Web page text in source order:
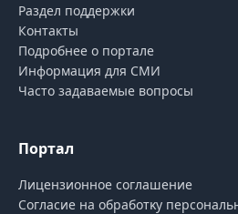
Раздел поддержки
Контакты
Подробнее о портале
Информация для СМИ
Часто задаваемые вопросы
Портал
Лицензионное соглашение
Согласие на обработĸу